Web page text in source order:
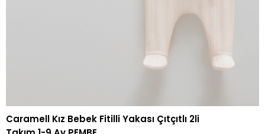
Caramell Kız Bebek Fitilli Yakası Çıtçıtlı 2li